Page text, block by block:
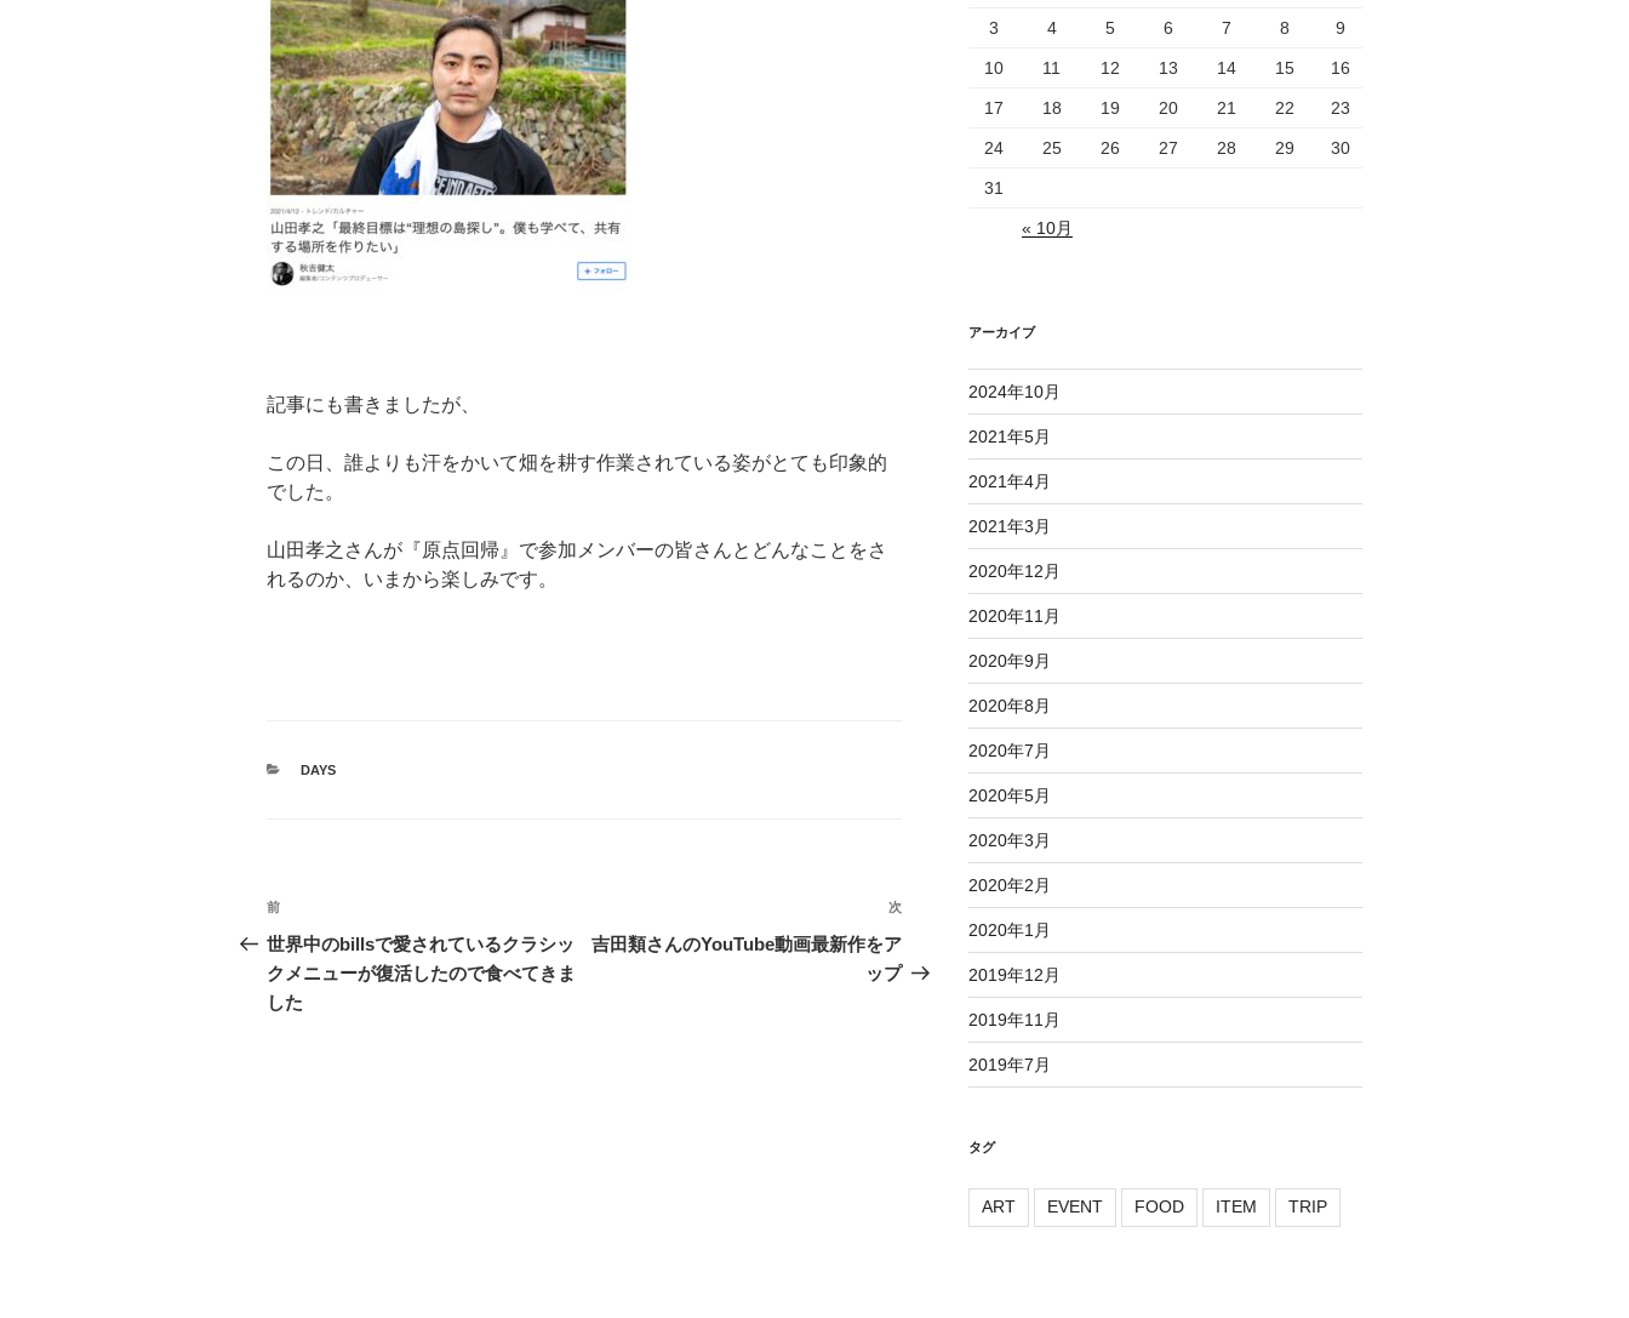
記事にも書きましたが、
この日、誰よりも汗をかいて畑を耕す作業されている姿がとても印象的
でした。
山田孝之さんが『原点回帰』で参加メンバーの皆さんとどんなことをさ
れるのか、いまから楽しみです。
カ
DAYS
投
稿
ナ
前
の
投
稿
前
世界中のbillsで愛されているクラシッ
クメニューが復活したので食べてきま
した
次
の
投
次
吉田類さんのYouTube動画最新作をア
ップ
3 4 5 6 7 8 9
10 11 12 13 14 15 16
17 18 19 20 21 22 23
24 25 26 27 28 29 30
31
« 10月
アーカイブ
2024年10月
2021年5月
2021年4月
2021年3月
2020年12月
2020年11月
2020年9月
2020年8月
2020年7月
2020年5月
2020年3月
2020年2月
2020年1月
2019年12月
2019年11月
2019年7月
タグ
ART EVENT FOOD ITEM TRIP